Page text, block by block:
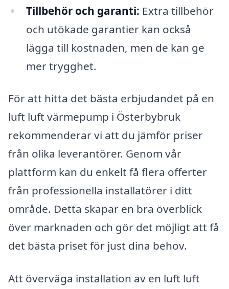
Tillbehör och garanti: Extra tillbehör
och utökade garantier kan också
lägga till kostnaden, men de kan ge
mer trygghet.
För att hitta det bästa erbjudandet på en
luft luft värmepump i Österbybruk
rekommenderar vi att du jämför priser
från olika leverantörer. Genom vår
plattform kan du enkelt få flera offerter
från professionella installatörer i ditt
område. Detta skapar en bra överblick
över marknaden och gör det möjligt att få
det bästa priset för just dina behov.
Att överväga installation av en luft luft